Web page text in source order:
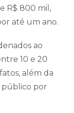
R$ 800 mil,
até um ano.
ao
10 e 20
além da
público por